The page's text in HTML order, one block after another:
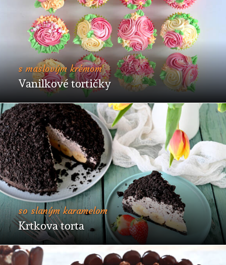
s maslovým krémom
Vanilkové tortičky
so slaným karamelom
Krtkova torta